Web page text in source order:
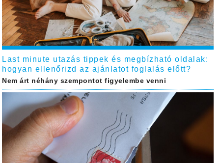
Last minute utazás tippek és megbízható oldalak:
hogyan ellenőrizd az ajánlatot foglalás előtt?
Nem árt néhány szempontot figyelembe venni